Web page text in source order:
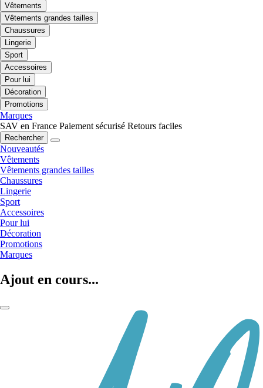
Vêtements
Vêtements grandes tailles
Chaussures
Lingerie
Sport
Accessoires
Pour lui
Décoration
Promotions
Marques
SAV en France Paiement sécurisé Retours faciles
Rechercher
Nouveautés
Vêtements
Vêtements grandes tailles
Chaussures
Lingerie
Sport
Accessoires
Pour lui
Décoration
Promotions
Marques
Ajout en cours...